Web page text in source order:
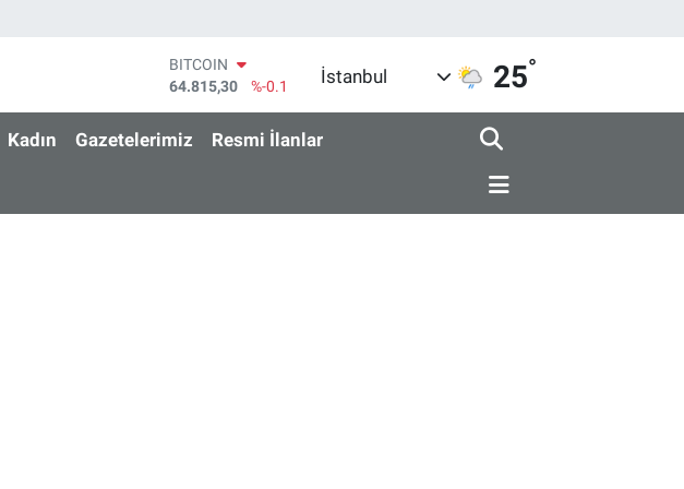
BITCOIN
64.815,30
%-0.1
47,7436
%0.18
EURO
64,4811
%0.38
İstanbul 25°
Kadın Gazetelerimiz Resmi İlanlar